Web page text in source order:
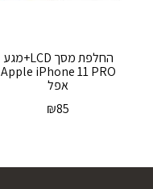
החלפת מסך LCD+מגע
Apple iPhone 11 PRO
אפל
₪85